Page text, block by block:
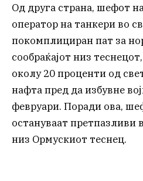
Од друга страна, шефот
оператор на танкери во
покомплициран пат за
сообраќајот низ
околу 20 проценти од
нафта пред да избувне
февруари. Поради ова,
остануваат претпазливи
низ Ормускиот теснец.